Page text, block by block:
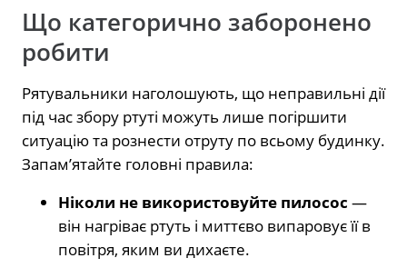
Що категорично заборонено
робити
Рятувальники наголошують, що неправильні дії
під час збору ртуті можуть лише погіршити
ситуацію та рознести отруту по всьому будинку.
Запам’ятайте головні правила:
Ніколи не використовуйте пилосос —
він нагріває ртуть і миттєво випаровує її в
повітря, яким ви дихаєте.